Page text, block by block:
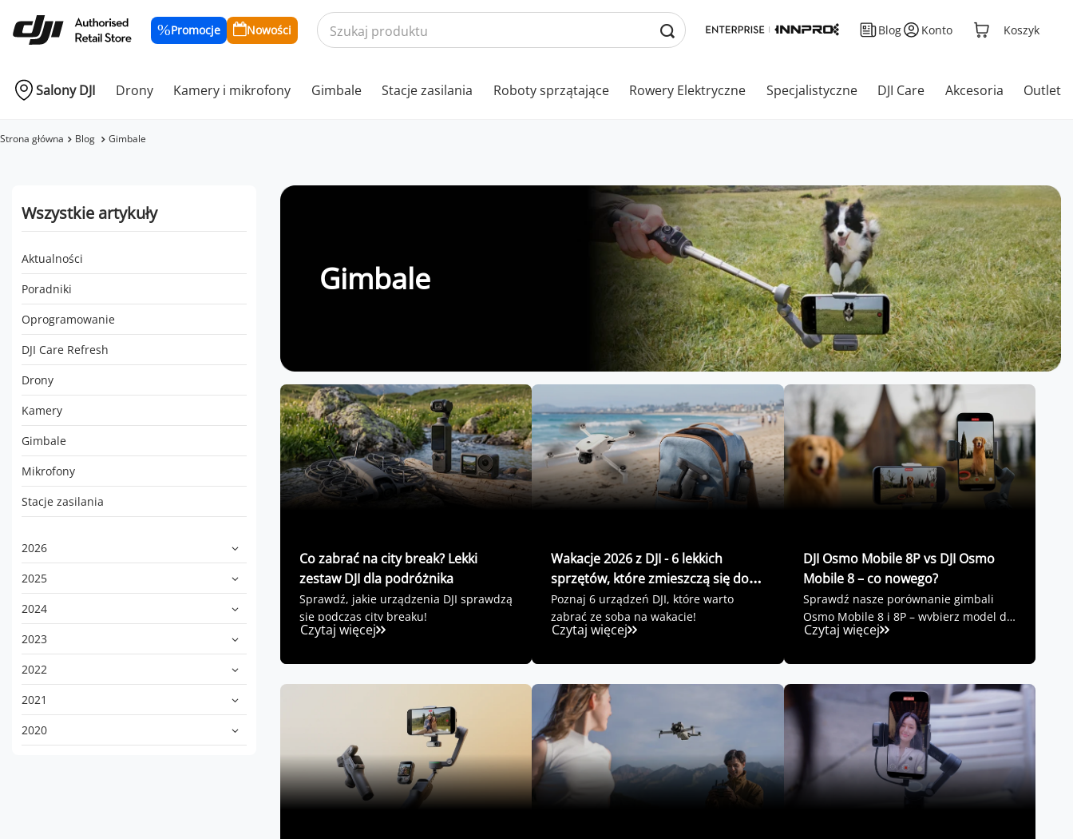
Promocje Nowości Blog Konto Koszyk
Salony DJI Drony Kamery i mikrofony Gimbale Stacje zasilania Roboty sprzątające Rowery Elektryczne Specjalistyczne DJI Care Akcesoria Outlet
Strona główna Blog Gimbale
Wszystkie artykuły
Aktualności
Poradniki
Oprogramowanie
DJI Care Refresh
Drony
Kamery
Gimbale
Mikrofony
Stacje zasilania
2026
2025
2024
2023
2022
2021
2020
Gimbale
Co zabrać na city break? Lekki
zestaw DJI dla podróżnika
Sprawdź, jakie urządzenia DJI sprawdzą
się podczas city breaku!
Czytaj więcej
Wakacje 2026 z DJI - 6 lekkich
sprzętów, które zmieszczą się do
plecaka
Poznaj 6 urządzeń DJI, które warto
zabrać ze sobą na wakacje!
Czytaj więcej
DJI Osmo Mobile 8P vs DJI Osmo
Mobile 8 – co nowego?
Sprawdź nasze porównanie gimbali
Osmo Mobile 8 i 8P – wybierz model dla
siebie!
Czytaj więcej